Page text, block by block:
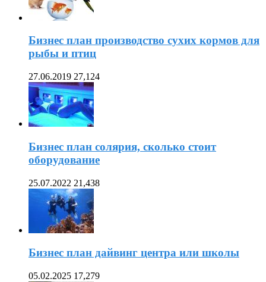
Бизнес план производство сухих кормов для
рыбы и птиц
27.06.2019 27,124
Бизнес план солярия, сколько стоит
оборудование
25.07.2022 21,438
Бизнес план дайвинг центра или школы
05.02.2025 17,279